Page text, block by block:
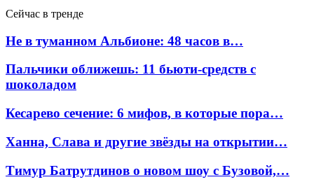
Сейчас в тренде
Не в туманном Альбионе: 48 часов в…
Пальчики оближешь: 11 бьюти-средств с
шоколадом
Кесарево сечение: 6 мифов, в которые пора…
Ханна, Слава и другие звёзды на открытии…
Тимур Батрутдинов о новом шоу с Бузовой,…